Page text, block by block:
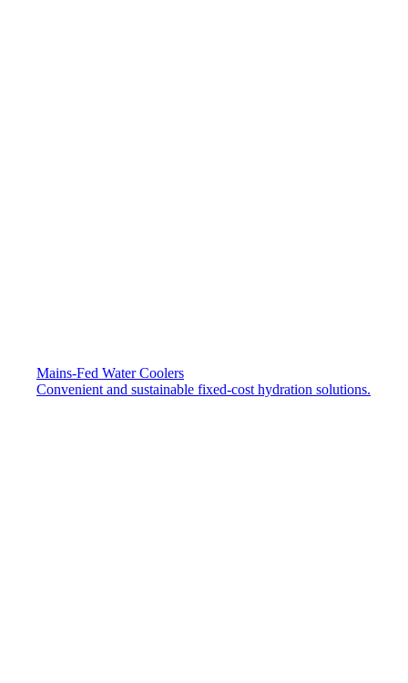
Mains-Fed Water Coolers​
Convenient and sustainable fixed-cost hydration solutions.